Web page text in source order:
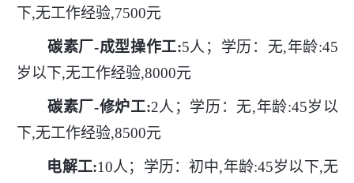
下,无工作经验,7500元
碳素厂-成型操作工:5人；学历：无,年龄:45
岁以下,无工作经验,8000元
碳素厂-修炉工:2人；学历：无,年龄:45岁以
下,无工作经验,8500元
电解工:10人；学历：初中,年龄:45岁以下,无